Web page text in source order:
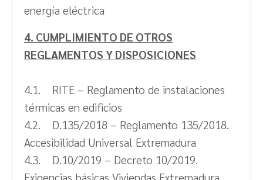
energía eléctrica
4. CUMPLIMIENTO DE OTROS
REGLAMENTOS Y DISPOSICIONES
4.1. RITE – Reglamento de instalaciones
térmicas en edificios
4.2. D.135/2018 – Reglamento 135/2018.
Accesibilidad Universal Extremadura
4.3. D.10/2019 – Decreto 10/2019.
Exigencias básicas Viviendas Extremadura